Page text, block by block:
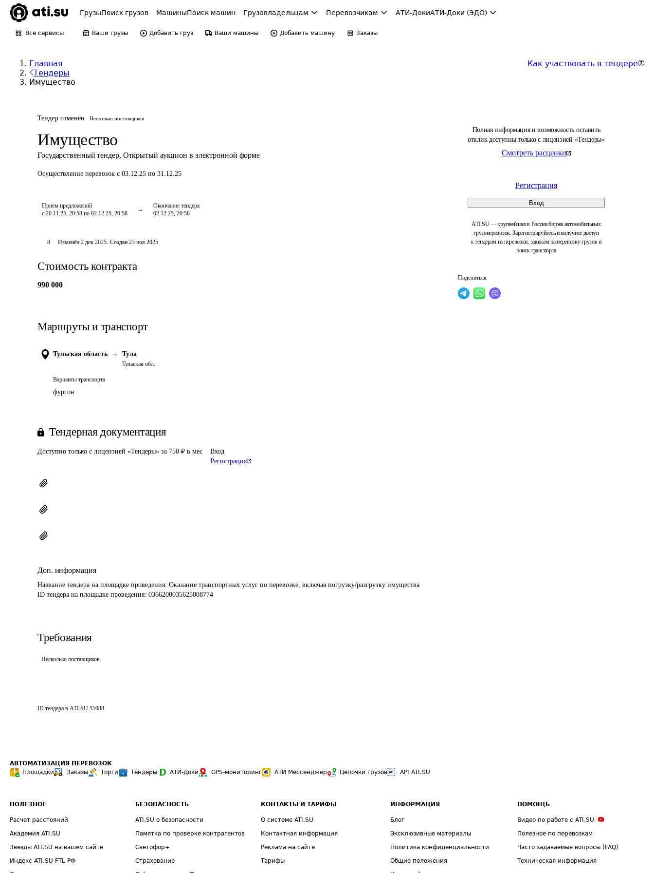
ГрузыПоиск грузов МашиныПоиск машин Грузовладельцам Перевозчикам АТИ-ДокиАТИ-Доки (ЭДО)
Все сервисы Ваши грузы Добавить груз Ваши машины Добавить машину Заказы
Главная
Тендеры
Имущество
Как участвовать в тендере
Тендер отменён Несколько поставщиков
Имущество
Государственный тендер, Открытый аукцион в электронной форме
Осуществление перевозок с 03.12.25 по 31.12.25
Приём предложений
с 20.11.25, 20:58 по 02.12.25, 20:58
Окончание тендера
02.12.25, 20:58
Полная информация и возможность оставить
отклик доступны только с лицензией «Тендеры»
Смотреть расценки
Регистрация
Вход
ATI.SU — крупнейшая в России биржа автомобильных
грузоперевозок. Зарегистрируйтесь и получите доступ
к тендерам на перевозки, заявкам на перевозку грузов и
поиск транспорта
Поделиться
8 Изменён 2 дек 2025. Создан 23 ноя 2025
Стоимость контракта
990 000
Маршруты и транспорт
Тульская область → Тула
Тульская обл.
Варианты транспорта
фургон
Тендерная документация
Доступно только с лицензией «Тендеры» за 750 ₽ в мес
Вход
Регистрация
Доп. информация
Название тендера на площадке проведения: Оказание транспортных услуг по перевозке, включая погрузку/разгрузку имущества
ID тендера на площадке проведения: 0366200035625008774
Требования
Несколько поставщиков
ID тендера в ATI.SU 51088
АВТОМАТИЗАЦИЯ ПЕРЕВОЗОК
Площадки
Заказы Торги Тендеры АТИ-Доки GPS-мониторинг АТИ Мессенджер Цепочки грузов API ATI.SU
ПОЛЕЗНОЕ
Расчет расстояний
Академия ATI.SU
Звезды ATI.SU на вашем сайте
Индекс ATI.SU FTL РФ
БЕЗОПАСНОСТЬ
ATI.SU о безопасности
Памятка по проверке контрагентов
Светофор+
Страхование
КОНТАКТЫ И ТАРИФЫ
О системе ATI.SU
Контактная информация
Реклама на сайте
Тарифы
ИНФОРМАЦИЯ
Блог
Эксклюзивные материалы
Политика конфиденциальности
Общие положения
ПОМОЩЬ
Видео по работе с ATI.SU
Полезное по перевозкам
Часто задаваемые вопросы (FAQ)
Техническая информация